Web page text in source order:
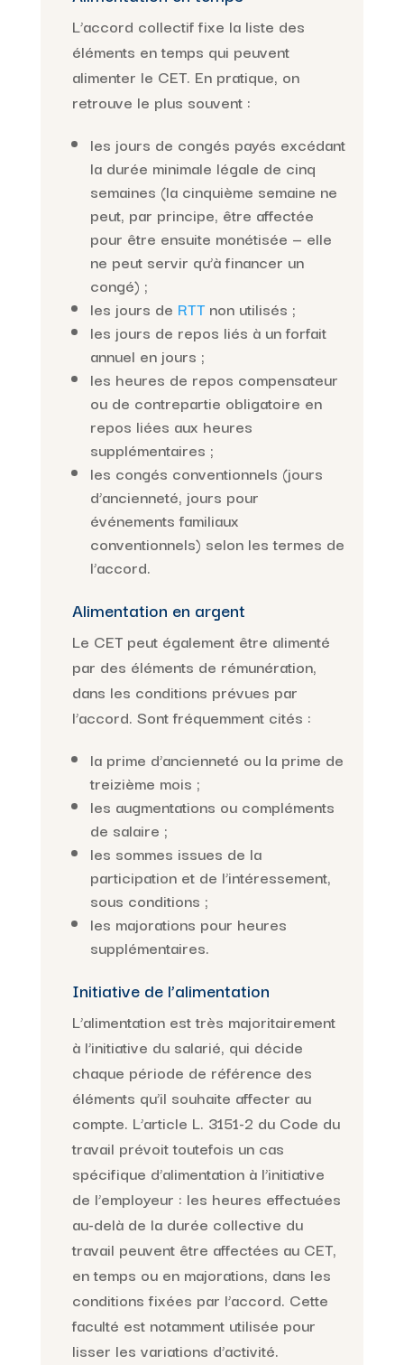
L’accord collectif fixe la liste des
éléments en temps qui peuvent
alimenter le CET. En pratique, on
retrouve le plus souvent :
les jours de congés payés excédant
la durée minimale légale de cinq
semaines (la cinquième semaine ne
peut, par principe, être affectée
pour être ensuite monétisée — elle
ne peut servir qu’à financer un
congé) ;
les jours de RTTnon utilisés ;
les jours de repos liés à un forfait
annuel en jours ;
les heures de repos compensateur
ou de contrepartie obligatoire en
repos liées aux heures
supplémentaires ;
les congés conventionnels (jours
d’ancienneté, jours pour
événements familiaux
conventionnels) selon les termes de
l’accord.
Alimentation en argent
Le CET peut également être alimenté
par des éléments de rémunération,
dans les conditions prévues par
l’accord. Sont fréquemment cités :
la prime d’ancienneté ou la prime de
treizième mois ;
les augmentations ou compléments
de salaire ;
les sommes issues de la
participation et de l’intéressement,
sous conditions ;
les majorations pour heures
supplémentaires.
Initiative de l’alimentation
L’alimentation est très majoritairement
à l’initiative du salarié, qui décide
chaque période de référence des
éléments qu’il souhaite affecter au
compte. L’article L. 3151-2 du Code du
travail prévoit toutefois un cas
spécifique d’alimentation à l’initiative
de l’employeur : les heures effectuées
au-delà de la durée collective du
travail peuvent être affectées au CET,
en temps ou en majorations, dans les
conditions fixées par l’accord. Cette
faculté est notamment utilisée pour
lisser les variations d’activité.